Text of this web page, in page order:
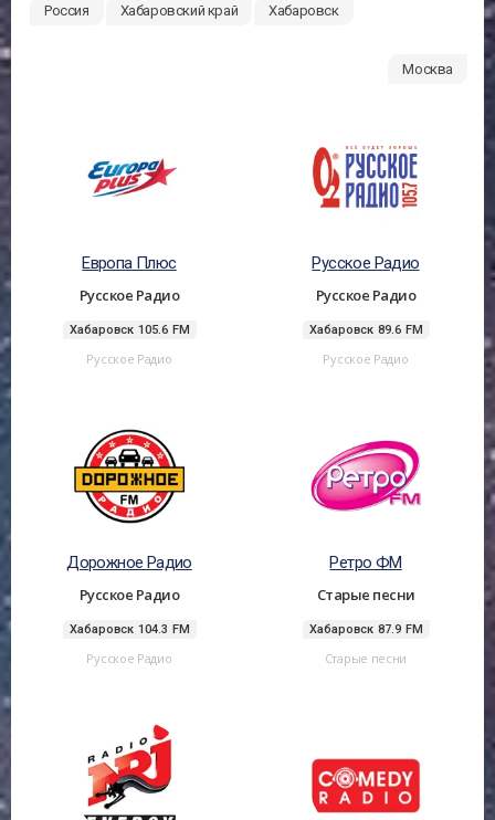
Россия Хабаровский край Хабаровск
Москва
Европа Плюс
Русское Радио
Хабаровск 105.6 FM
Русское Радио
Русское Радио
Русское Радио
Хабаровск 89.6 FM
Русское Радио
Дорожное Радио
Русское Радио
Хабаровск 104.3 FM
Русское Радио
Ретро ФМ
Старые песни
Хабаровск 87.9 FM
Старые песни